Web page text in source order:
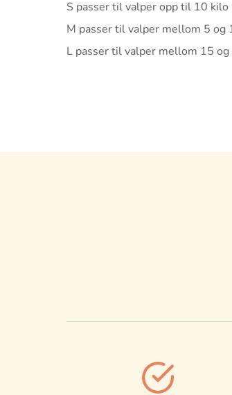
S passer til valper opp til 10 kilo
M passer til valper mellom 5 og
L passer til valper mellom 15